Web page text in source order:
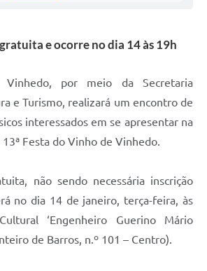
e ocorre no dia 14 às 19h
por meio da Secretaria
e Turismo, realizará um encontro de
interessados em se apresentar na
13ª Festa do Vinho de Vinhedo.
não sendo necessária inscrição
no dia 14 de janeiro, terça-feira, às
‘Engenheiro Guerino Mário
de Barros, n.º 101 – Centro).